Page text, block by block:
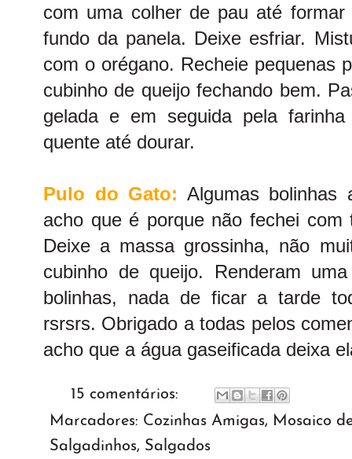
com uma colher de pau até
fundo da panela. Deixe esfriar.
com o orégano. Recheie pequenas
cubinho de queijo fechando bem.
gelada e em seguida pela
quente até dourar.
Pulo do Gato: Algumas bolinhas
acho que é porque não fechei com
Deixe a massa grossinha, não
cubinho de queijo. Renderam
bolinhas, nada de ficar a tarde
rsrsrs. Obrigado a todas pelos
acho que a água gaseificada deixa
15 comentários:
Marcadores: Cozinhas Amigas, Mosaico
Salgadinhos, Salgados